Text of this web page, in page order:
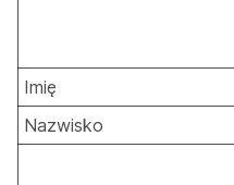
Imię
Nazwisko